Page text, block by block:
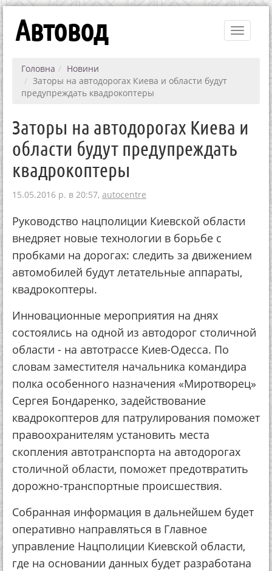
Toggle
Автовод
Головна
Новини
Заторы на автодорогах Киева и области будут
предупреждать квадрокоптеры
Заторы на автодорогах Киева и
области будут предупреждать
квадрокоптеры
15.05.2016 р. в 20:57, autocentre
Руководство нацполиции Киевской области
внедряет новые технологии в борьбе с
пробками на дорогах: следить за движением
автомобилей будут летательные аппараты,
квадрокоптеры.
Инновационные мероприятия на днях
состоялись на одной из автодорог столичной
области - на автотрассе Киев-Одесса. По
словам заместителя начальника командира
полка особенного назначения «Миротворец»
Сергея Бондаренко, задействование
квадрокоптеров для патрулирования поможет
правоохранителям установить места
скопления автотранспорта на автодорогах
столичной области, поможет предотвратить
дорожно-транспортные происшествия.
Собранная информация в дальнейшем будет
оперативно направляться в Главное
управление Нацполиции Киевской области,
где на основании данных будет разработана